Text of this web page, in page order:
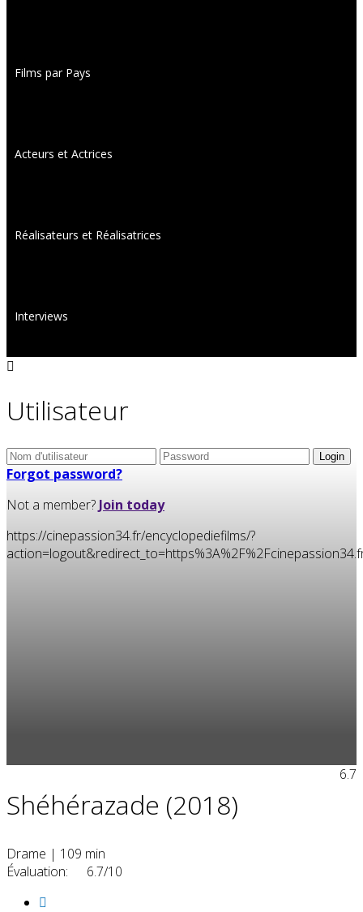
Films par Pays
Acteurs et Actrices
Réalisateurs et Réalisatrices
Interviews
Utilisateur
Forgot password?
Not a member? Join today
https://cinepassion34.fr/encyclopediefilms/?
Shéhérazade (2018)
Drame | 109 min
Évaluation:
6.7/10
6.7